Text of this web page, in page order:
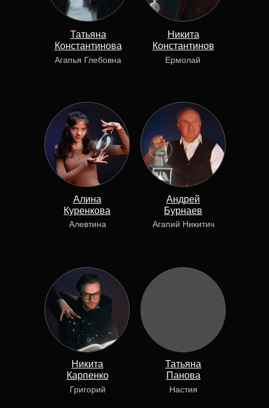
Татьяна
Константинова
Никита
Константинов
Агапья Глебовна
Алина
Куренкова
Ермолай
Андрей
Бурнаев
Алевтина
Никита
Карпенко
Агапий Никитич
Татьяна
Панова
Григорий Настия